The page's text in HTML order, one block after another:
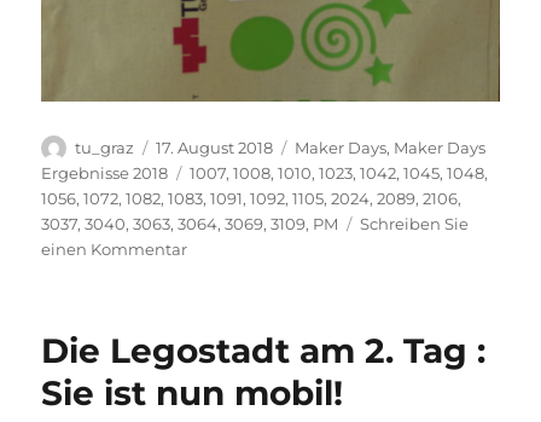
Autor
tu_graz
Veröffentlicht
am
17. August 2018 Kategorien
Maker Days, Maker Days
Ergebnisse 2018
Schlagwörter
1007,1008,1010,1023,1042,1045,1048,
1056,1072,1082,1083,1091,1092,1105,2024,2089,2106,
3037,3040,3063,3064,3069,3109, PM
Schreiben Sie
einen Kommentarzu
für
und
Die Legostadt am 2. Tag :
Sie ist nun mobil!